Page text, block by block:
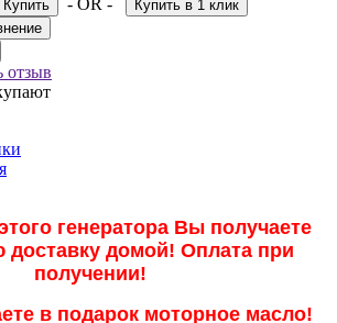
Купить
Купить в 1 клик
отзыв
генератора Вы получаете
доставку домой! Оплата при
получении!
в подарок моторное масло!